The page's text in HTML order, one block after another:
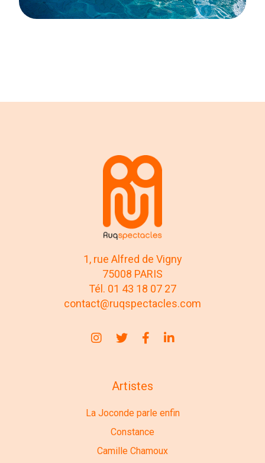
1, rue Alfred de Vigny
75008 PARIS
Tél. 01 43 18 07 27
contact@ruqspectacles.com
Artistes
La Joconde parle enfin
Constance
Camille Chamoux